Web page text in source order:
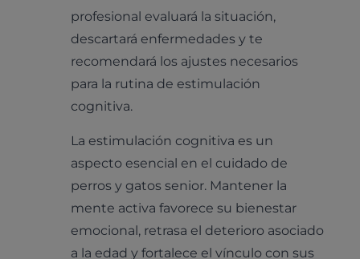
profesional evaluará la situación,
descartará enfermedades y te
recomendará los ajustes necesarios
para la rutina de estimulación
cognitiva.
La estimulación cognitiva es un
aspecto esencial en el cuidado de
perros y gatos senior. Mantener la
mente activa favorece su bienestar
emocional, retrasa el deterioro asociado
a la edad y fortalece el vínculo con sus